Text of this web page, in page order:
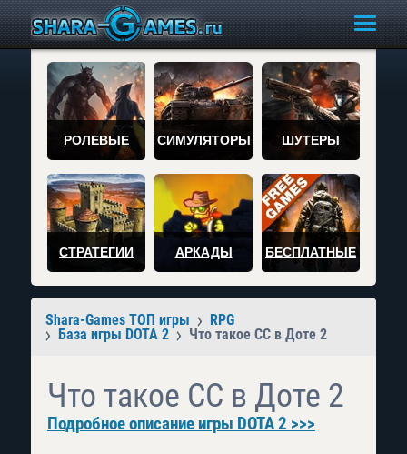
РОЛЕВЫЕ СИМУЛЯТОРЫ ШУТЕРЫ
СТРАТЕГИИ АРКАДЫ БЕСПЛАТНЫЕ
Shara-Games ТОП игры
RPG
База игры DOTA 2
Что такое СС в Доте 2
Что такое СС в Доте 2
Подробное описание игры DOTA 2 >>>